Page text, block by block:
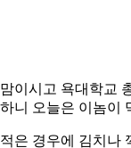
이시고 욕대학교
니 오늘은 이놈이
은 경우에 김치나